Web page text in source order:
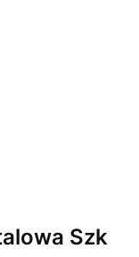
Szk